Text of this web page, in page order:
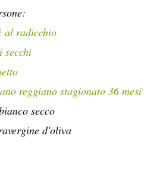
radicchio
secchi
reggiano stagionato 36 mesi
secco
d'oliva